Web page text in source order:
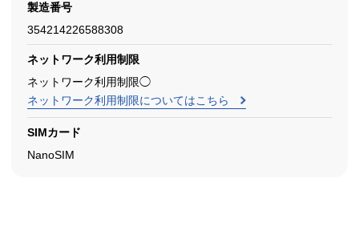
製造番号
354214226588308
ネットワーク利用制限
ネットワーク利用制限◯
ネットワーク利用制限についてはこちら
SIMカード
NanoSIM